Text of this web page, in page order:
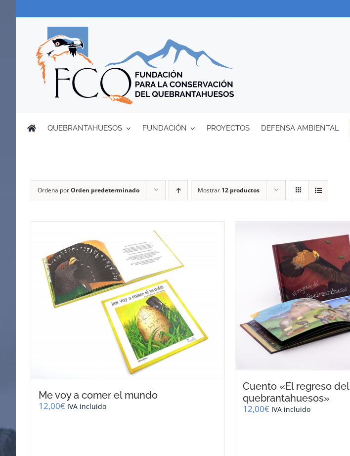
QUEBRANTAHUESOS FUNDACIÓN PROYECTOS DEFENSA AMBIENTAL
Ordena porOrden predeterminado Mostrar 12 productos
Me voy a comer el mundo
12,00€ IVA incluido
Cuento «El regreso del
quebrantahuesos»
12,00€ IVA incluido